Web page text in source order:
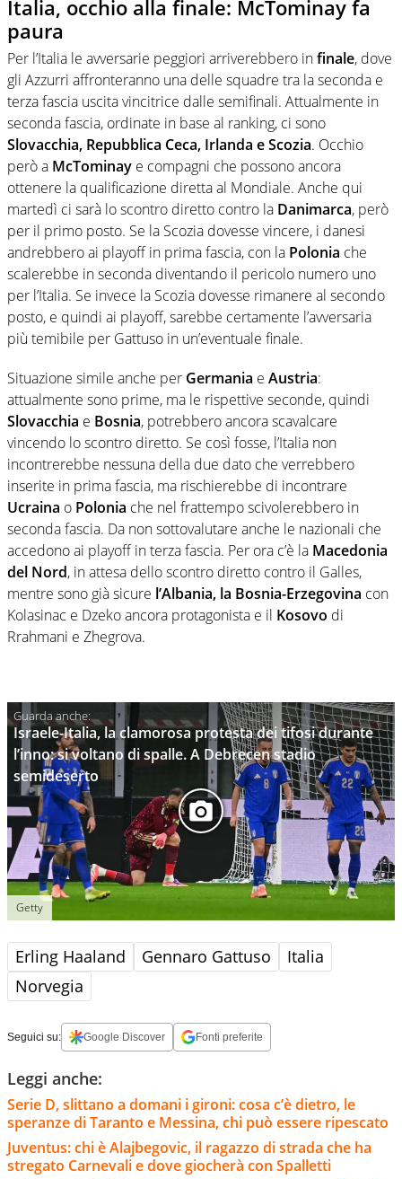
Italia, occhio alla finale: McTominay fa
paura
Per l’Italia le avversarie peggiori arriverebbero infinale, dove
gli Azzurri affronteranno una delle squadre tra la seconda e
terza fascia uscita vincitrice dalle semifinali. Attualmente in
seconda fascia, ordinate in base al ranking, ci sono
Slovacchia, Repubblica Ceca, Irlanda e Scozia. Occhio
però a McTominay e compagni che possono ancora
ottenere la qualificazione diretta al Mondiale. Anche qui
martedì ci sarà lo scontro diretto contro la Danimarca, però
per il primo posto. Se la Scozia dovesse vincere, i danesi
andrebbero ai playoff in prima fascia, con la Polonia che
scalerebbe in seconda diventando il pericolo numero uno
per l’Italia. Se invece la Scozia dovesse rimanere al secondo
posto, e quindi ai playoff, sarebbe certamente l’avversaria
più temibile per Gattuso in un’eventuale finale.
Situazione simile anche per Germania e Austria:
attualmente sono prime, ma le rispettive seconde, quindi
Slovacchia e Bosnia, potrebbero ancora scavalcare
vincendo lo scontro diretto. Se così fosse, l’Italia non
incontrerebbe nessuna della due dato che verrebbero
inserite in prima fascia, ma rischierebbe di incontrare
Ucraina o Polonia che nel frattempo scivolerebbero in
seconda fascia. Da non sottovalutare anche le nazionali che
accedono ai playoff in terza fascia. Per ora c’è la Macedonia
del Nord, in attesa dello scontro diretto contro il Galles,
mentre sono già sicure l’Albania, la Bosnia-Erzegovina con
Kolasinac e Dzeko ancora protagonista e il Kosovo di
Rrahmani e Zhegrova.
Israele-Italia, la clamorosa protesta dei tifosi durante
l’inno: si voltano di spalle. A Debrecen stadio
semideserto
Getty
Erling Haaland Gennaro Gattuso
Italia
Norvegia
Seguici su: Google Discover Fonti preferite
Leggi anche:
Serie D, slittano a domani i gironi: cosa c’è dietro, le
speranze di Taranto e Messina, chi può essere ripescato
Juventus: chi è Alajbegovic, il ragazzo di strada che ha
stregato Carnevali e dove giocherà con Spalletti